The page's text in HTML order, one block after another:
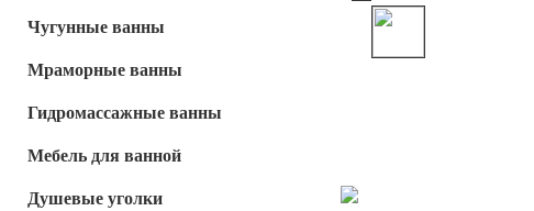
Чугунные ванны
Мраморные ванны
Гидромассажные ванны
Мебель для ванной
Душевые уголки